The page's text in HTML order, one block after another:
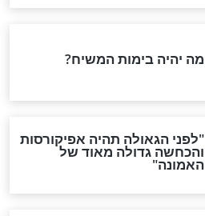
מפורסמים
נוקאאוט לאנטישמיות:
הניצחון המטורף של אהבת